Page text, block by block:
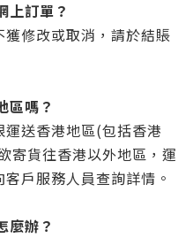
上訂單？
修改或取消，請於結賬
區嗎？
送香港地區(包括香港
寄貨往香港以外地區，運
客戶服務人員查詢詳情。
麼辦？